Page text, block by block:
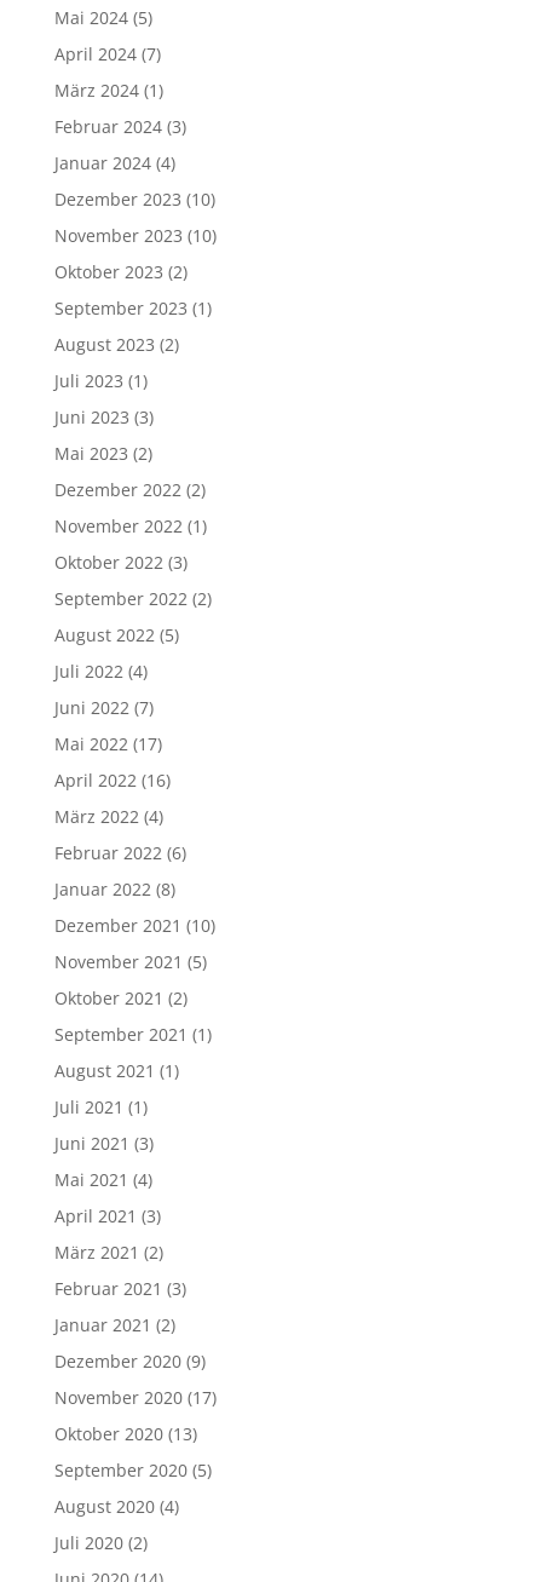
Mai 2024(5)
April 2024(7)
März 2024(1)
Februar 2024(3)
Januar 2024(4)
Dezember 2023 (10)
November 2023 (10)
Oktober 2023 (2)
September 2023 (1)
August 2023 (2)
Juli 2023 (1)
Juni 2023 (3)
Mai 2023 (2)
Dezember 2022(2)
November 2022(1)
Oktober 2022(3)
September 2022(2)
August 2022(5)
Juli 2022(4)
Juni 2022(7)
Mai 2022(17)
April 2022(16)
März 2022(4)
Februar 2022(6)
Januar 2022(8)
Dezember 2021 (10)
November 2021 (5)
Oktober 2021 (2)
September 2021 (1)
August 2021 (1)
Juli 2021 (1)
Juni 2021 (3)
Mai 2021 (4)
April 2021 (3)
März 2021 (2)
Februar 2021 (3)
Januar 2021 (2)
Dezember 2020(9)
November 2020(17)
Oktober 2020(13)
September 2020(5)
August 2020(4)
Juli 2020(2)